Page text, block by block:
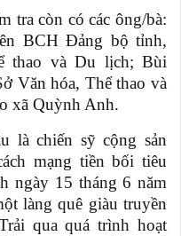
tra còn có các ông/bà:
BCH Đảng bộ tỉnh,
thao và Du lịch; Bùi
Văn hóa, Thể thao và
xã Quỳnh Anh.
là chiến sỹ cộng sản
mạng tiền bối tiêu
ngày 15 tháng 6 năm
làng quê giàu truyền
qua quá trình hoạt